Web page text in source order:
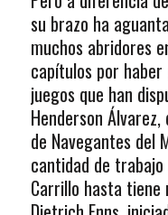
su brazo ha
muchos abridores
capítulos por
juegos que han
Henderson
de Navegantes del
cantidad de
Carrillo hasta tiene